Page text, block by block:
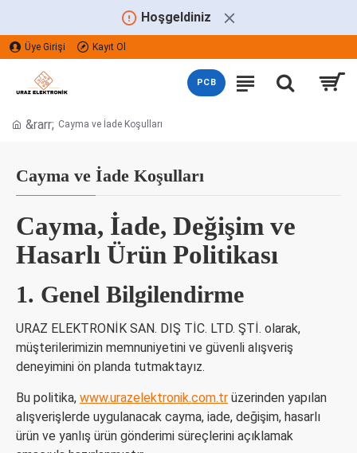
Hoşgeldiniz
Üye Girişi Kayıt Ol
PCB
Cayma ve İade Koşulları
Cayma ve İade Koşulları
Cayma, İade, Değişim ve
Hasarlı Ürün Politikası
1. Genel Bilgilendirme
URAZ ELEKTRONİK SAN. DIŞ TİC. LTD. ŞTİ. olarak,
müşterilerimizin memnuniyetini ve güvenli alışveriş
deneyimini ön planda tutmaktayız.
Bu politika, www.urazelektronik.com.tr üzerinden yapılan
alışverişlerde uygulanacak cayma, iade, değişim, hasarlı
ürün ve yanlış ürün gönderimi süreçlerini açıklamak